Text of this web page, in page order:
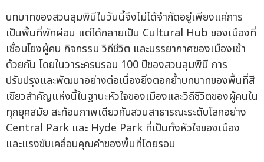
บทบาทของสวนลุมพินีในวันนี้จึงไม่ได้จำกัดอยู่เพียงแค่การ
เป็นพื้นที่พักผ่อน แต่ได้กลายเป็น Cultural Hub ของเมืองที่
เชื่อมโยงผู้คน กิจกรรม วิถีชีวิต และบรรยากาศของเมืองเข้า
ด้วยกัน โดยในวาระครบรอบ 100 ปีของสวนลุมพินี การ
ปรับปรุงและพัฒนาอย่างต่อเนื่องยิ่งตอกย้ำบทบาทของพื้นที่สี
เขียวสำคัญแห่งนี้ในฐานะหัวใจของเมืองและวิถีชีวิตของผู้คนใน
ทุกยุคสมัย สะท้อนภาพเดียวกับสวนสาธารณะระดับโลกอย่าง
Central Park และ Hyde Park ที่เป็นทั้งหัวใจของเมือง
และแรงขับเคลื่อนคุณค่าของพื้นที่โดยรอบ